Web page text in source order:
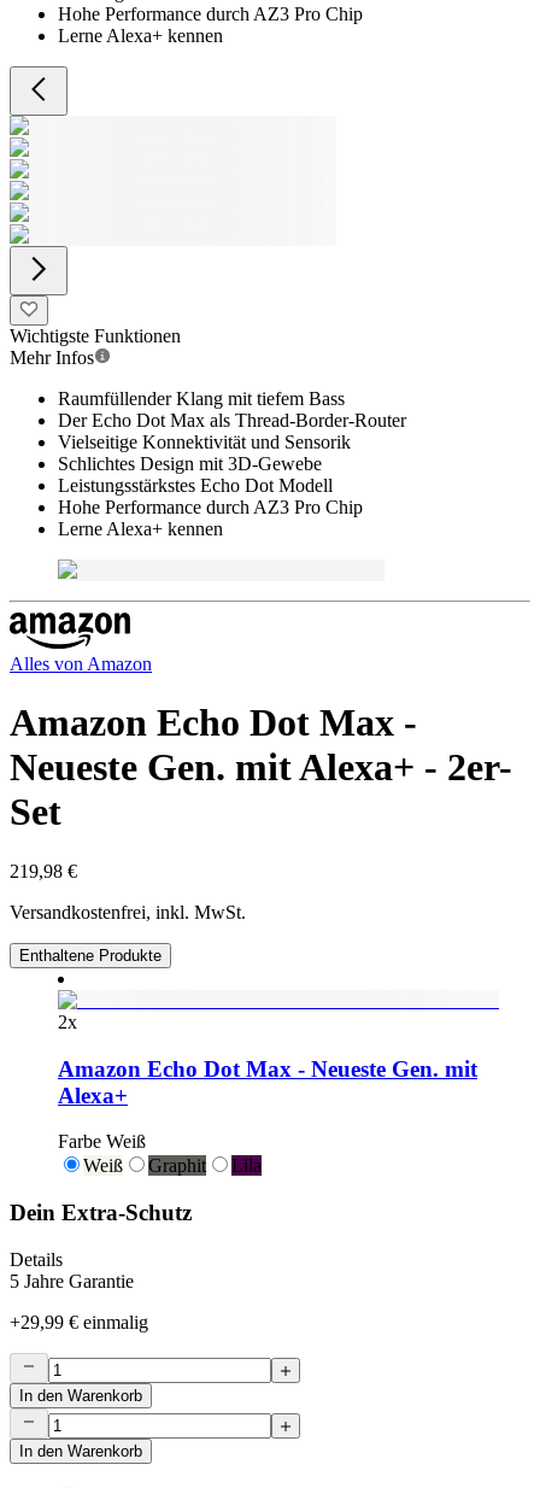
Hohe Performance durch AZ3 Pro Chip
Lerne Alexa+ kennen
Wichtigste Funktionen
Mehr Infos
Raumfüllender Klang mit tiefem Bass
Der Echo Dot Max als Thread-Border-Router
Vielseitige Konnektivität und Sensorik
Schlichtes Design mit 3D-Gewebe
Leistungsstärkstes Echo Dot Modell
Hohe Performance durch AZ3 Pro Chip
Lerne Alexa+ kennen
Alles von Amazon
Amazon Echo Dot Max -
Neueste Gen. mit Alexa+ - 2er-
Set
219,98 €
Versandkostenfrei, inkl. MwSt.
Enthaltene Produkte
2x
Amazon Echo Dot Max - Neueste Gen. mit
Alexa+
Farbe Weiß
Weiß
Graphit Lila
Dein Extra-Schutz
Details
5 Jahre Garantie
+29,99 € einmalig
In den Warenkorb
In den Warenkorb